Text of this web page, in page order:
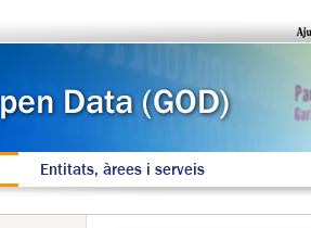
Entitats, àrees i serveis